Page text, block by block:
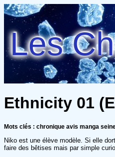
Les
Ethnicity 01
Mots clés : chronique avis manga
Niko est une élève modèle. Si elle
faire des bêtises mais par simple